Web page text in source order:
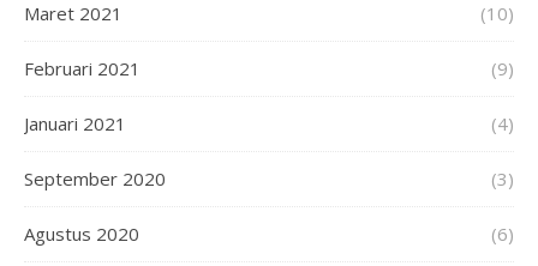
Maret 2021 (10)
Februari 2021 (9)
Januari 2021 (4)
September 2020 (3)
Agustus 2020 (6)